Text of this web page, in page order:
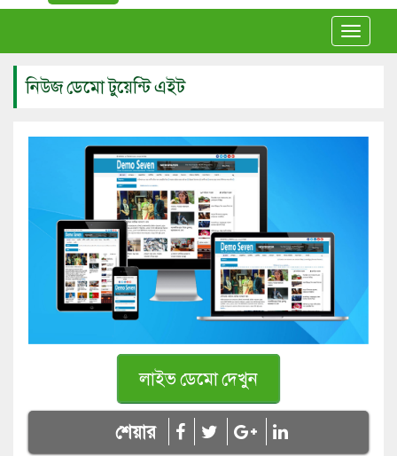
Toggle
নিউজ ডেমো টুয়েন্টি এইট
লাইভ ডেমো দেখুন
শেয়ার